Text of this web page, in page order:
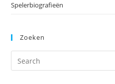
Spelerbiografieën
Zoeken